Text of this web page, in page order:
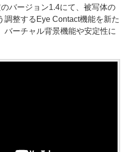
バージョン1.4にて、被写体の
調整するEye Contact機能を新た
バーチャル背景機能や安定性に